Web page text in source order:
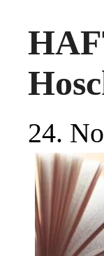
24.